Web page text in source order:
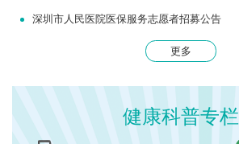
深圳市人民医院医保服务志愿者招募公告
更多
健康科普专栏